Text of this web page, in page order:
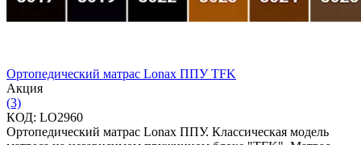
Ортопедический матрас Lonax ППУ TFK
Aкция
(3)
КОД: LO2960
Ортопедический матрас Lonax ППУ. Классическая модель